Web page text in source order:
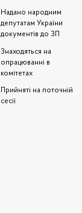
Надано народним
депутатам України
документів до ЗП
Знаходяться на
опрацюванні в
комітетах
Прийняті на поточній
сесії